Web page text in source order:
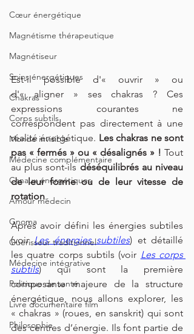
Cœur énergétique
Magnétisme thérapeutique
Magnétiseur
Soins énergétiques
Chakras
Corps subtils
Monde invisible
Médecine complémentaire
Canaux énergétiques
Amour médecin
Gnoma
Guérisseur traditionnel
Médecine intégrative
Politique de santé
Livre documentaire film
Philosophie
Est-il possible d'« ouvrir » ou
d'« aligner » ses chakras ? Ces
expressions courantes ne
correspondent pas directement à une
réalité énergétique. Les chakras ne sont
pas « fermés » ou « désalignés » ! Tout
au plus sont-ils déséquilibrés au niveau
de leur forme ou de leur vitesse de
rotation.
Après avoir défini les énergies subtiles
(voir Les énergies subtiles) et détaillé
les quatre corps subtils (voir Les corps
subtils) qui sont la première
composante majeure de la structure
énergétique, nous allons explorer, les
« chakras » (roues, en sanskrit) qui sont
des centres d’énergie. Ils font partie de